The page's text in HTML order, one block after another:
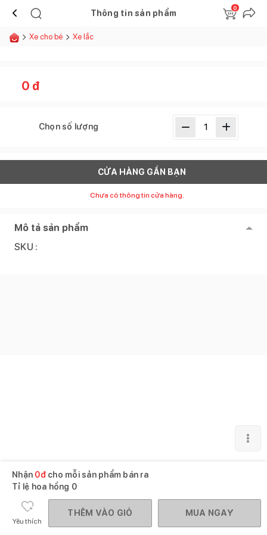
Thông tin sản phẩm
0
Xe cho bé Xe lắc
0 đ
Chọn số lượng
CỬA HÀNG GẦN BẠN
Chưa có thông tin cửa hàng.
Mô tả sản phẩm
SKU :
Nhận 0đcho mỗi sản phẩm bán ra
Tỉ lệ hoa hồng 0
Yêu thích
THÊM VÀO GIỎ MUA NGAY